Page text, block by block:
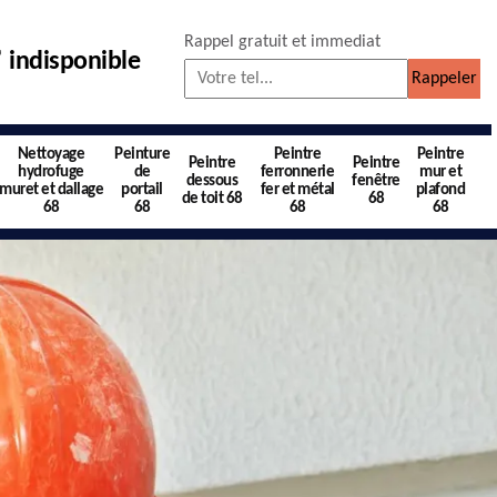
indisponible
Rappel gratuit et immediat
Nettoyage
hydrofuge
muret et dallage
68
Peinture
de
portail
68
Peintre
dessous
de toit 68
Peintre
ferronnerie
fer et métal
68
Peintre
fenêtre
68
Peintre
mur et
plafond
68